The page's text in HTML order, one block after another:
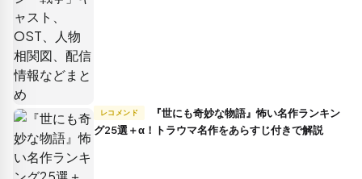
レコメンド
グ25選＋α！トラウマ名作をあらすじ付きで解説